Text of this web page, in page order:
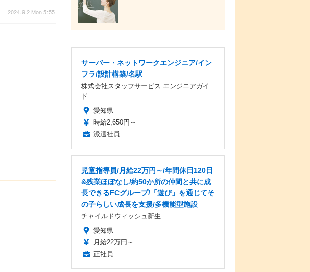
2024.9.2 Mon 5:55
サーバー・ネットワークエンジニア/イン
フラ/設計構築/名駅
株式会社スタッフサービス エンジニアガイ
ド
愛知県
時給2,650円～
派遣社員
児童指導員/月給22万円～/年間休日120日
&残業ほぼなし/約50か所の仲間と共に成
長できるFCグループ/「遊び」を通じてそ
の子らしい成長を支援/多機能型施設
チャイルドウィッシュ新生
愛知県
月給22万円～
正社員